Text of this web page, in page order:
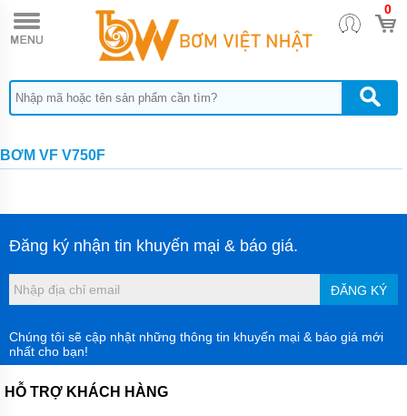
0
TRANG
CHỦ
BƠM
CÔNG
NGHIỆP
BƠM
HÚT
NGHIỆP
BƠM
HÚT
BÙN
PS
MÁY
BƠM
CHÌM
BƠM VF V750F
Đăng ký nhận tin khuyến mại & báo giá.
ĐĂNG KÝ
Chúng tôi sẽ cập nhật những thông tin khuyến mại & báo giá mới
nhất cho bạn!
HỖ TRỢ KHÁCH HÀNG